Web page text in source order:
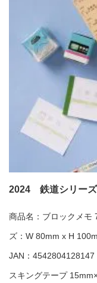
2024 鉄道シリーズ
商品名：ブロックメモ
ズ：W 80mm x H
JAN：
スキングテープ